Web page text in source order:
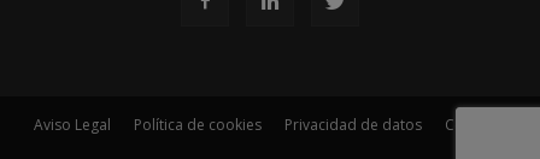
Aviso Legal Política de cookies Privacidad de datos Contacto